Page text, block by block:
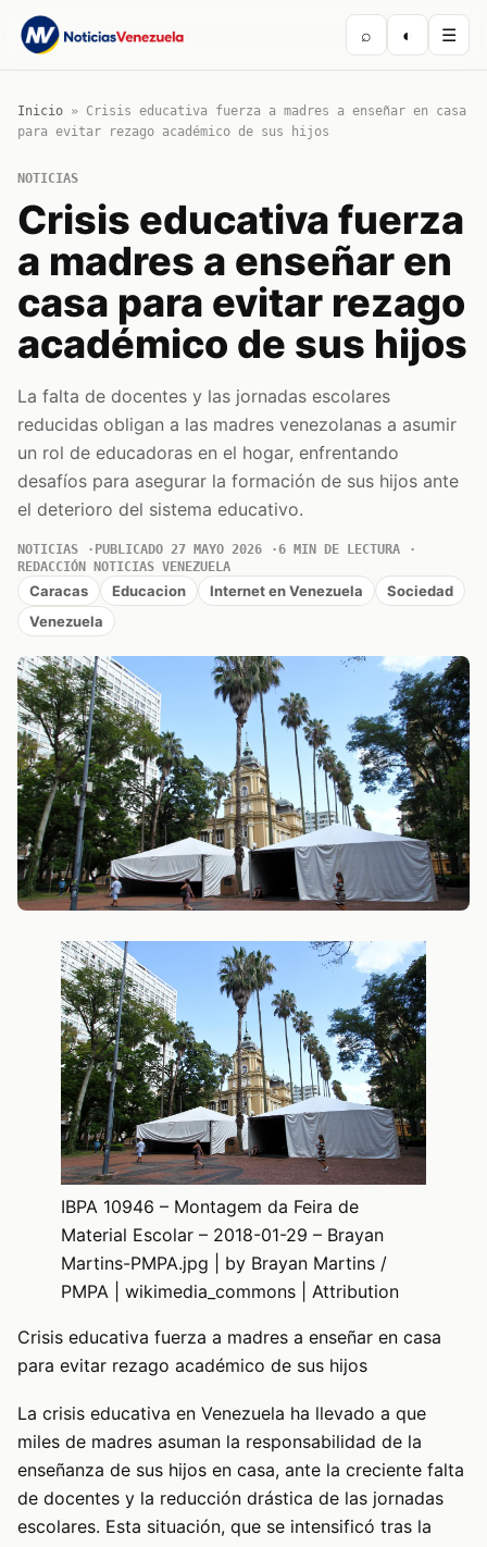
⌕ ◐ ☰
Inicio » Crisis educativa fuerza a madres a enseñar en casa
para evitar rezago académico de sus hijos
NOTICIAS
Crisis educativa fuerza
a madres a enseñar en
casa para evitar rezago
académico de sus hijos
La falta de docentes y las jornadas escolares
reducidas obligan a las madres venezolanas a asumir
un rol de educadoras en el hogar, enfrentando
desafíos para asegurar la formación de sus hijos ante
el deterioro del sistema educativo.
NOTICIAS PUBLICADO 27 MAYO 2026
6 MIN DE LECTURA
REDACCIÓN NOTICIAS VENEZUELA
Caracas Educacion Internet en Venezuela
Sociedad
Venezuela
IBPA 10946 – Montagem da Feira de
Material Escolar – 2018-01-29 – Brayan
Martins-PMPA.jpg | by Brayan Martins /
PMPA | wikimedia_commons | Attribution
Crisis educativa fuerza a madres a enseñar en casa
para evitar rezago académico de sus hijos
La crisis educativa en Venezuela ha llevado a que
miles de madres asuman la responsabilidad de la
enseñanza de sus hijos en casa, ante la creciente falta
de docentes y la reducción drástica de las jornadas
escolares. Esta situación, que se intensificó tras la